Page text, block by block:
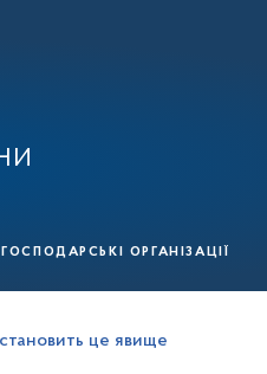
ОРГАНІЗАЦІЇ
це явище